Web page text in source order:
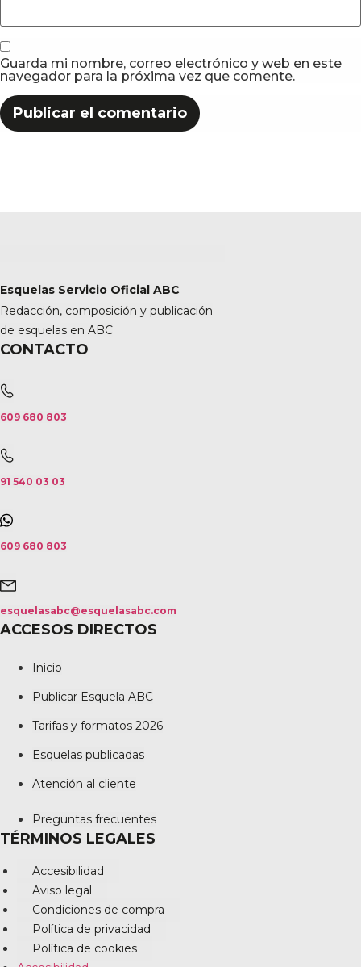
Guarda mi nombre, correo electrónico y web en este
navegador para la próxima vez que comente.
Esquelas Servicio Oficial ABC
Redacción, composición y publicación
de esquelas en ABC
CONTACTO
609 680 803
91 540 03 03
609 680 803
esquelasabc@esquelasabc.com
ACCESOS DIRECTOS
Inicio
Publicar Esquela ABC
Tarifas y formatos 2026
Esquelas publicadas
Atención al cliente
Preguntas frecuentes
TÉRMINOS LEGALES
Accesibilidad
Aviso legal
Condiciones de compra
Política de privacidad
Política de cookies